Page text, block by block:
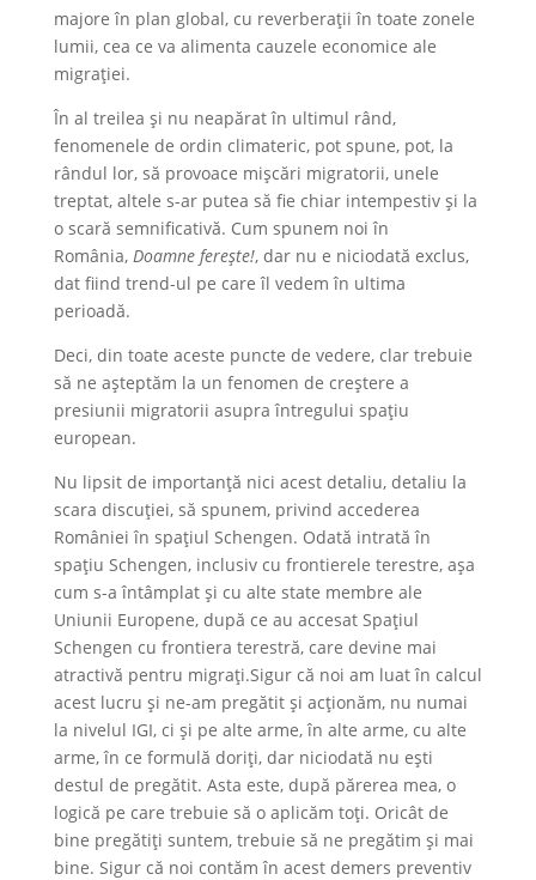
majore în plan global, cu reverberații în toate zonele
lumii, cea ce va alimenta cauzele economice ale
migrației.
În al treilea și nu neapărat în ultimul rând,
fenomenele de ordin climateric, pot spune, pot, la
rândul lor, să provoace mișcări migratorii, unele
treptat, altele s-ar putea să fie chiar intempestiv și la
o scară semnificativă. Cum spunem noi în
România, Doamne ferește!, dar nu e niciodată exclus,
dat fiind trend-ul pe care îl vedem în ultima
perioadă.
Deci, din toate aceste puncte de vedere, clar trebuie
să ne așteptăm la un fenomen de creștere a
presiunii migratorii asupra întregului spațiu
european.
Nu lipsit de importanță nici acest detaliu, detaliu la
scara discuției, să spunem, privind accederea
României în spațiul Schengen. Odată intrată în
spațiu Schengen, inclusiv cu frontierele terestre, așa
cum s-a întâmplat și cu alte state membre ale
Uniunii Europene, după ce au accesat Spațiul
Schengen cu frontiera terestră, care devine mai
atractivă pentru migrați.Sigur că noi am luat în calcul
acest lucru și ne-am pregătit și acționăm, nu numai
la nivelul IGI, ci și pe alte arme, în alte arme, cu alte
arme, în ce formulă doriți, dar niciodată nu ești
destul de pregătit. Asta este, după părerea mea, o
logică pe care trebuie să o aplicăm toți. Oricât de
bine pregătiți suntem, trebuie să ne pregătim și mai
bine. Sigur că noi contăm în acest demers preventiv